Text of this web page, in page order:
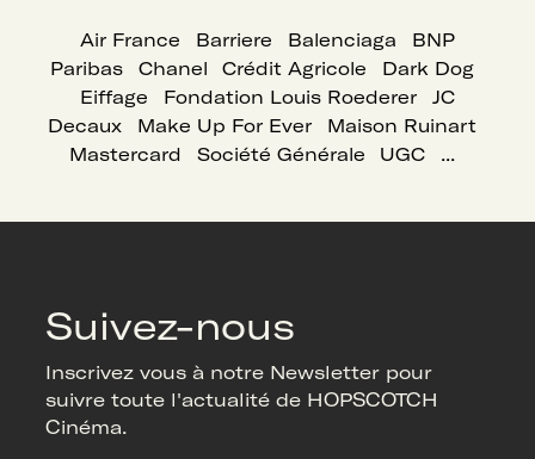
Air France Barriere Balenciaga
BNP
Paribas
Chanel Crédit Agricole
Dark Dog
Eiffage
Fondation Louis Roederer
JC
Decaux
Make Up For Ever
Maison Ruinart
Mastercard
Société Générale UGC ...
Suivez-nous
Inscrivez vous à notre Newsletter pour
suivre toute l'actualité de HOPSCOTCH
Cinéma.